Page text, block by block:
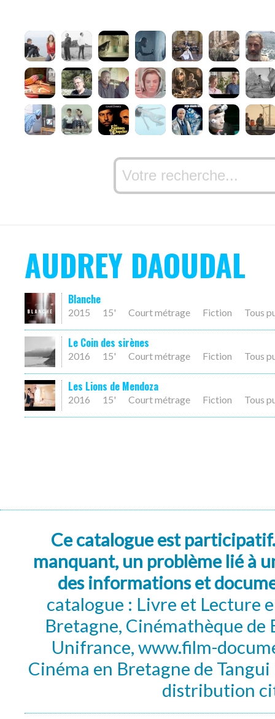
AUDREY DAOUDAL
Blanche
2015 15' Court métrage Fiction Tous
Le Coin des sirènes
2016 15' Court métrage Fiction Tous
Les Lions de Mendoza
2016 15' Court métrage Fiction Tous
Ce catalogue est
manquant, un problème lié à
des informations et
catalogue : Livre et Lecture
Bretagne, Cinémathèque de
Unifrance, www.film-
Cinéma en Bretagne de
distribution